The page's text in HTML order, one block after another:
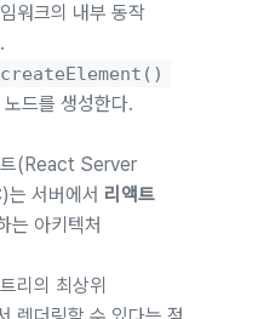
워크의 내부 동작
드를 생성한다.
트(React Server
서버에서 리액트
는 아키텍처
리의 최상위